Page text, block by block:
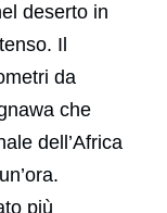
deserto in
Il
da
che
dell’Africa
più